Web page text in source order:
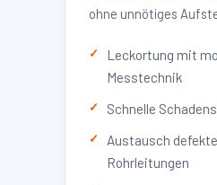
ohne unnötiges
Leckortung mit
Messtechnik
Schnelle
Austausch
Rohrleitungen